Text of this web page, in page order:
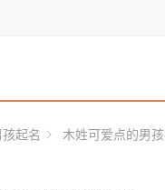
孩起名
木姓可爱点的男